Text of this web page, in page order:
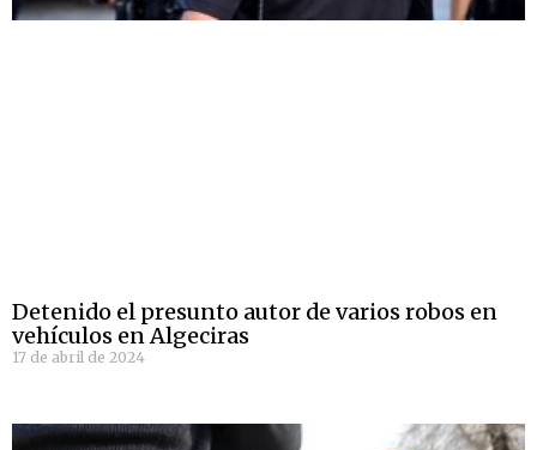
Detenido el presunto autor de varios robos en
vehículos en Algeciras
17 de abril de 2024